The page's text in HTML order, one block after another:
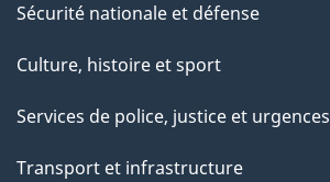
Sécurité nationale et défense
Culture, histoire et sport
Services de police, justice et urgences
Transport et infrastructure